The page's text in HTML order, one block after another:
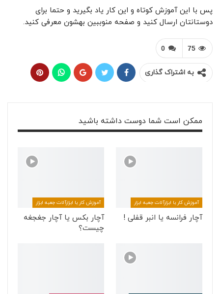
پس با این آموزش کوتاه و این کار یاد بگیرید و حتما برای
دوستانتان ارسال کنید و صفحه منوببین بهشون معرفی کنید.
0 75
به اشتراک گذاری
ممکن است شما دوست داشته باشید
آموزش کار با ابزارآلات جعبه ابزار
آچار فرانسه یا انبر قفلی !
آموزش کار با ابزارآلات جعبه ابزار
آچار بکس یا آچار جغجغه
چیست؟